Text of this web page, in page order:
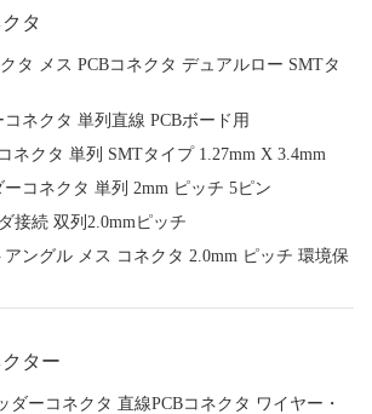
タ
タ メス PCBコネクタ デュアルロー SMTタ
ネクタ 単列直線 PCBボード用
ネクタ 単列 SMTタイプ 1.27mm X 3.4mm
コネクタ 単列 2mm ピッチ 5ピン
接続 双列2.0mmピッチ
ングル メス コネクタ 2.0mm ピッチ 環境保
ター
ダーコネクタ 直線PCBコネクタ ワイヤー・